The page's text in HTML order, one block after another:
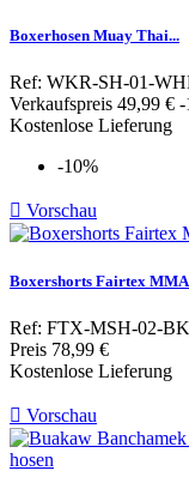
Boxerhosen Muay Thai...
Ref: WKR-SH-01-
Verkaufspreis 49,99 € -
Kostenlose Lieferung
-10%
 Vorschau
Boxershorts Fairtex
Ref: FTX-MSH-02-
Preis 78,99 €
Kostenlose Lieferung
 Vorschau